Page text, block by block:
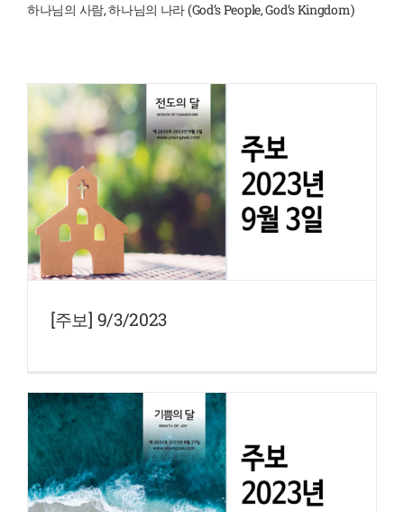
하나님의 사람, 하나님의 나라 (God’s People, God’s Kingdom)
[주보] 9/3/2023